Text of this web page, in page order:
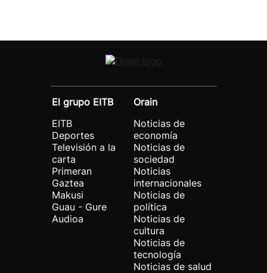
El grupo EITB
EITB
Deportes
Televisión a la
carta
Primeran
Gaztea
Makusi
Guau - Gure
Audioa
Orain
Noticias de
economía
Noticias de
sociedad
Noticias
internacionales
Noticias de
política
Noticias de
cultura
Noticias de
tecnología
Noticias de salud